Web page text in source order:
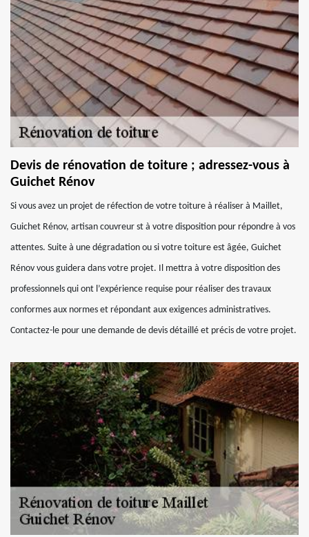
Devis de rénovation de toiture ; adressez-vous à
Guichet Rénov
Si vous avez un projet de réfection de votre toiture à réaliser à Maillet,
Guichet Rénov, artisan couvreur st à votre disposition pour répondre à vos
attentes. Suite à une dégradation ou si votre toiture est âgée, Guichet
Rénov vous guidera dans votre projet. Il mettra à votre disposition des
professionnels qui ont l’expérience requise pour réaliser des travaux
conformes aux normes et répondant aux exigences administratives.
Contactez-le pour une demande de devis détaillé et précis de votre projet.